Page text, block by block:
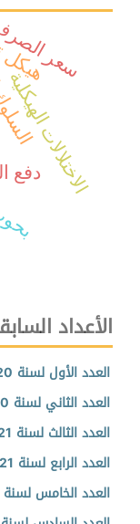
دفع
الاختلالات الهيكلية
سعر
الأعداد
العدد الأول لسنة 2020
العدد الثاني لسنة 2020
العدد الثالث لسنة 2021
العدد الرابع لسنة 2021
العدد الخامس لسنة 2022